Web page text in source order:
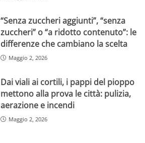
“Senza zuccheri aggiunti”, “senza
zuccheri” o “a ridotto contenuto”: le
differenze che cambiano la scelta
Maggio 2, 2026
Dai viali ai cortili, i pappi del pioppo
mettono alla prova le città: pulizia,
aerazione e incendi
Maggio 2, 2026